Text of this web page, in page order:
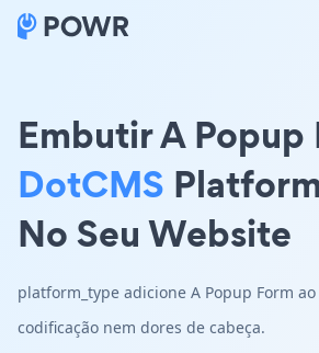
Embutir A Popup
DotCMS
No Seu Website
platform_type adicione A Popup Form
codificação nem dores de cabeça.